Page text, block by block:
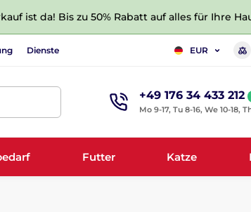
ist da! Bis zu 50% Rabatt auf alles für Ihre
Dienste EUR
+49 176 34 433 212
Mo 9-17, Tu 8-16, We 10-18,
Futter Katze